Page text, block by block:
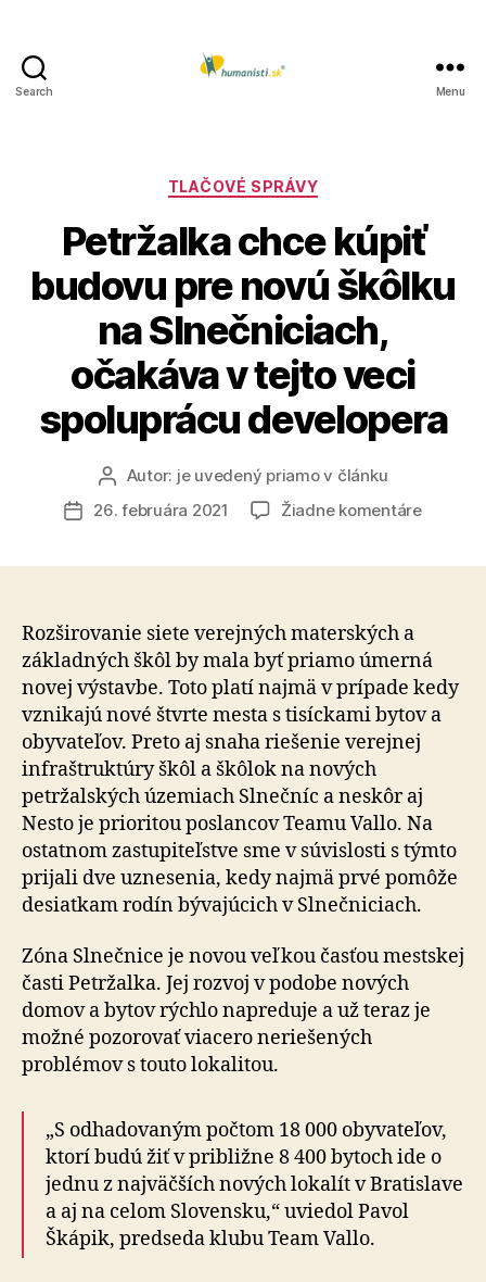
Search Menu
Kategórie
TLAČOVÉ SPRÁVY
Petržalka chce kúpiť
budovu pre novú škôlku
na Slnečniciach,
očakáva v tejto veci
spoluprácu developera
Autor
článku
Autor: je uvedený priamo v článku
Dátum
26. februára 2021 Žiadne komentárena
novú
škôlku
na
tejto
veci
Rozširovanie siete verejných materských a
základných škôl by mala byť priamo úmerná
novej výstavbe. Toto platí najmä v prípade kedy
vznikajú nové štvrte mesta s tisíckami bytov a
obyvateľov. Preto aj snaha riešenie verejnej
infraštruktúry škôl a škôlok na nových
petržalských územiach Slnečníc a neskôr aj
Nesto je prioritou poslancov Teamu Vallo. Na
ostatnom zastupiteľstve sme v súvislosti s týmto
prijali dve uznesenia, kedy najmä prvé pomôže
desiatkam rodín bývajúcich v Slnečniciach.
Zóna Slnečnice je novou veľkou časťou mestskej
časti Petržalka. Jej rozvoj v podobe nových
domov a bytov rýchlo napreduje a už teraz je
možné pozorovať viacero neriešených
problémov s touto lokalitou.
„S odhadovaným počtom 18 000 obyvateľov,
ktorí budú žiť v približne 8 400 bytoch ide o
jednu z najväčších nových lokalít v Bratislave
a aj na celom Slovensku,“ uviedol Pavol
Škápik, predseda klubu Team Vallo.